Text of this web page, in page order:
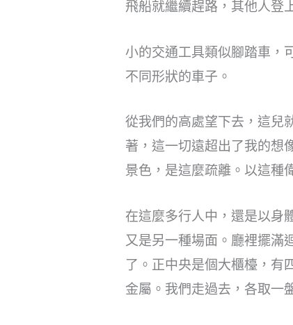
飛船就繼續趕路，其他人登
小的交通工具類似腳踏車，
不同形狀的車子。
從我們的高處望下去，這兒
著，這一切遠超出了我的想
景色，是這麼疏離。以這種
在這麼多行人中，還是以身
又是另一種場面。廳裡擺滿
了。正中央是個大櫃檯，有
金屬。我們走過去，各取一